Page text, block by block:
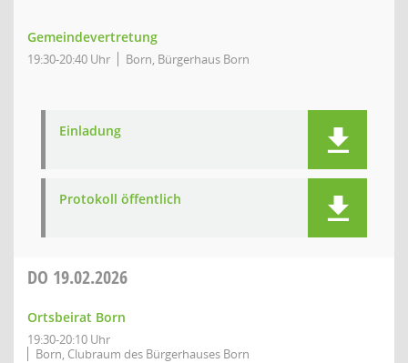
Gemeindevertretung
19:30-20:40 Uhr Born, Bürgerhaus Born
Einladung
Protokoll öffentlich
DO 19.02.2026
Ortsbeirat Born
19:30-20:10 Uhr
Born, Clubraum des Bürgerhauses Born